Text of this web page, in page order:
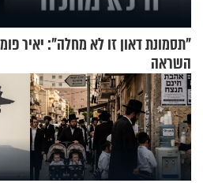
"תסמונת דאון זו לא מחלה": יאיר
השראה